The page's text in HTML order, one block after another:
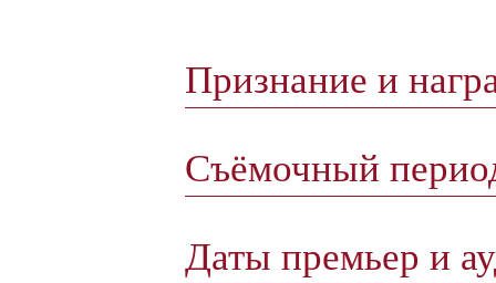
Признание и
Съёмочный
Даты премьер и